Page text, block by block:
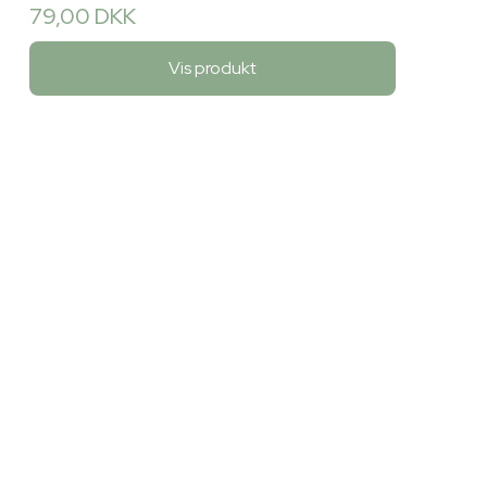
79,00 DKK
Vis produkt